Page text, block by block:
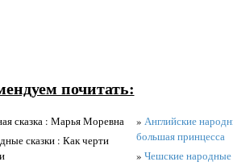
почитать:
сказка : Марья Моревна
сказки : Как черти
» Английские
большая принцесса
» Чешские